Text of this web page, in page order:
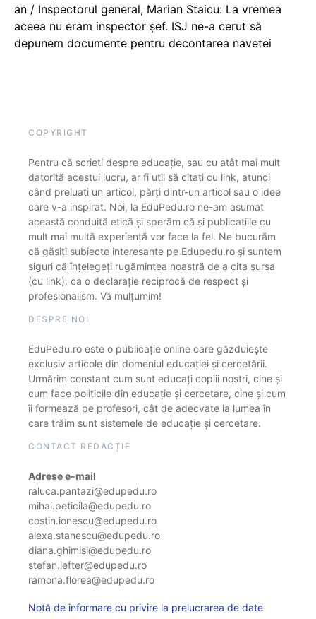
an / Inspectorul general, Marian Staicu: La vremea
aceea nu eram inspector șef. ISJ ne-a cerut să
depunem documente pentru decontarea navetei
COPYRIGHT
Pentru că scrieți despre educație, sau cu atât mai mult
datorită acestui lucru, ar fi util să citați cu link, atunci
când preluați un articol, părți dintr-un articol sau o idee
care v-a inspirat. Noi, la EduPedu.ro ne-am asumat
această conduită etică și sperăm că și publicațiile cu
mult mai multă experiență vor face la fel. Ne bucurăm
că găsiți subiecte interesante pe Edupedu.ro și suntem
siguri că înțelegeți rugămintea noastră de a cita sursa
(cu link), ca o declarație reciprocă de respect și
profesionalism. Vă mulțumim!
DESPRE NOI
EduPedu.ro este o publicație online care găzduiește
exclusiv articole din domeniul educației și cercetării.
Urmărim constant cum sunt educați copiii noștri, cine și
cum face politicile din educație și cercetare, cine și cum
îi formează pe profesori, cât de adecvate la lumea în
care trăim sunt sistemele de educație și cercetare.
CONTACT REDACȚIE
Adrese e-mail
raluca.pantazi@edupedu.ro
mihai.peticila@edupedu.ro
costin.ionescu@edupedu.ro
alexa.stanescu@edupedu.ro
diana.ghimisi@edupedu.ro
stefan.lefter@edupedu.ro
ramona.florea@edupedu.ro
Notă de informare cu privire la prelucrarea de date